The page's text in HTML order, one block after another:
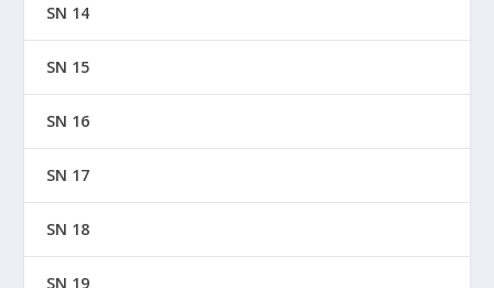
SN 14
SN 15
SN 16
SN 17
SN 18
SN 19